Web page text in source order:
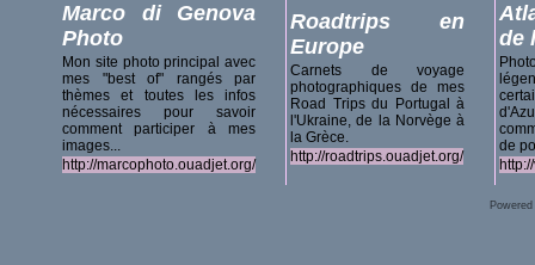
Marco di Genova
Photo
Mon site photo principal avec
mes "best of" rangés par
thèmes et toutes les infos
nécessaires pour savoir
comment participer à mes
images...
http://marcophoto.ouadjet.org/
Roadtrips en
Europe
Carnets de voyage
photographiques de mes
Road Trips du Portugal à
l'Ukraine, de la Norvège à
la Grèce.
http://roadtrips.ouadjet.org/
de
de